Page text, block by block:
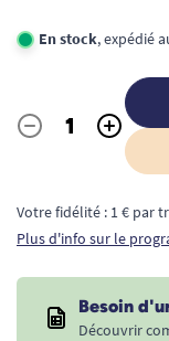
En stock, expédié
Quantité
- +
Votre fidélité : 1 € par
Plus d'info sur le
Besoin
Découvrir